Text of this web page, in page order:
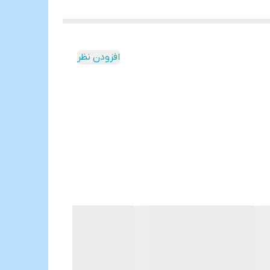
افزودن نظر